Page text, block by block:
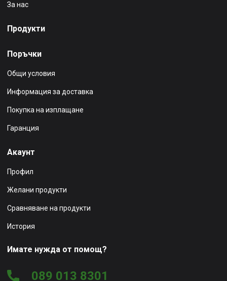
За нас
Продукти
Поръчки
Общи условия
Информация за доставка
Покупка на изплащане
Гаранция
Акаунт
Профил
Желани продукти
Сравняване на продукти
История
Имате нужда от помощ?
089 013 8301